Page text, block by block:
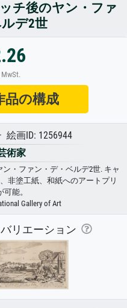
チ後のヤン・ファ
デ2世
MwSt.
品の構成
画ID: 1256944
術家
・ファン・デ・ベルデ2世. キャ
非塗工紙、和紙へのアートプリ
能。
Gallery of Art
リエーション